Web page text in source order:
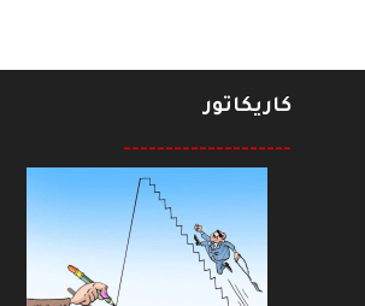
كاريكاتور
--------------------